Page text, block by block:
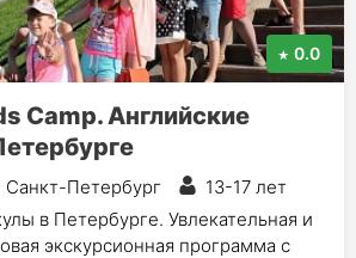
0.0
Camp. Английские
Петербург
13-17 лет
в Петербурге. Увлекательная и
экскурсионная программа с